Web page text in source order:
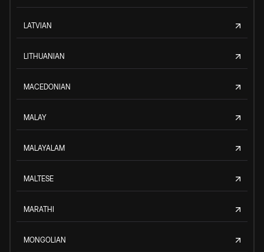
LATVIAN
LITHUANIAN
MACEDONIAN
MALAY
MALAYALAM
MALTESE
MARATHI
MONGOLIAN